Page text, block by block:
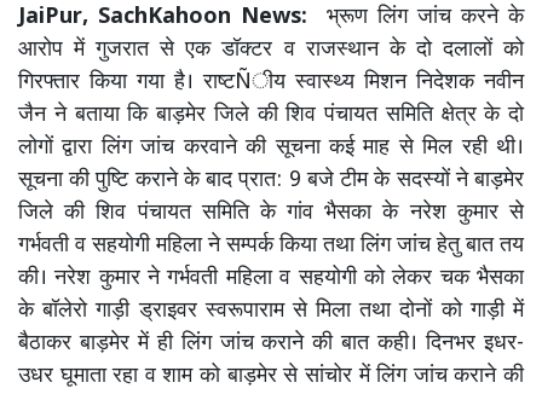
JaiPur, SachKahoon News: भ्रूण लिंग जांच करने के
आरोप में गुजरात से एक डॉक्टर व राजस्थान के दो दलालों को
गिरफ्तार किया गया है। राष्टÑीय स्वास्थ्य मिशन निदेशक नवीन
जैन ने बताया कि बाड़मेर जिले की शिव पंचायत समिति क्षेत्र के दो
लोगों द्वारा लिंग जांच करवाने की सूचना कई माह से मिल रही थी।
सूचना की पुष्टि कराने के बाद प्रात: 9 बजे टीम के सदस्यों ने बाड़मेर
जिले की शिव पंचायत समिति के गांव भैसका के नरेश कुमार से
गर्भवती व सहयोगी महिला ने सम्पर्क किया तथा लिंग जांच हेतु बात तय
की। नरेश कुमार ने गर्भवती महिला व सहयोगी को लेकर चक भैसका
के बॉलेरो गाड़ी ड्राइवर स्वरूपाराम से मिला तथा दोनों को गाड़ी में
बैठाकर बाड़मेर में ही लिंग जांच कराने की बात कही। दिनभर इधर-
उधर घूमाता रहा व शाम को बाड़मेर से सांचोर में लिंग जांच कराने की